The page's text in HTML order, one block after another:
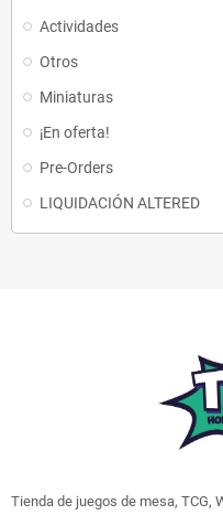
Actividades
Otros
Miniaturas
¡En oferta!
Pre-Orders
LIQUIDACIÓN ALTERED
Tienda de juegos de mesa, TCG,